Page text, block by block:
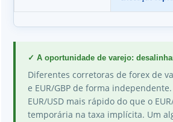
✓ A oportunidade de varejo:
Diferentes corretoras de forex de
e EUR/GBP de forma
EUR/USD mais rápido do que o
temporária na taxa implícita. Um